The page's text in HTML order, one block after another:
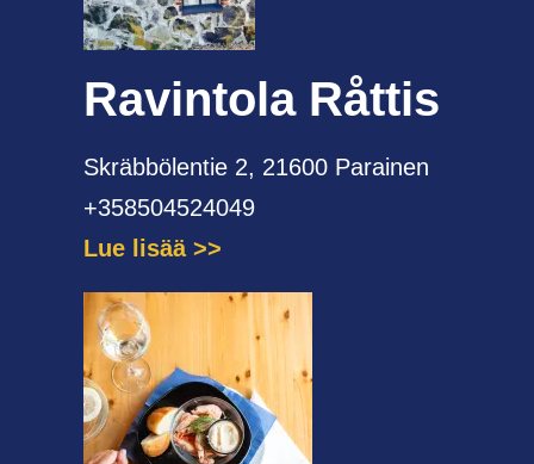
Ravintola Råttis
Skräbbölentie 2, 21600 Parainen
+358504524049
Lue lisää